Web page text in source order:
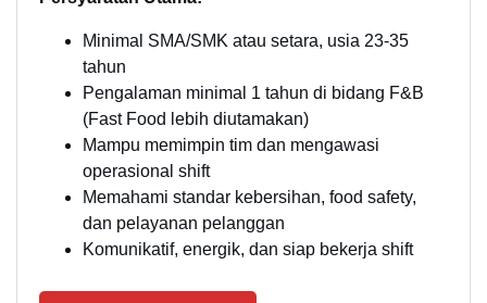
Minimal SMA/SMK atau setara, usia 23-35
tahun
Pengalaman minimal 1 tahun di bidang F&B
(Fast Food lebih diutamakan)
Mampu memimpin tim dan mengawasi
operasional shift
Memahami standar kebersihan, food safety,
dan pelayanan pelanggan
Komunikatif, energik, dan siap bekerja shift